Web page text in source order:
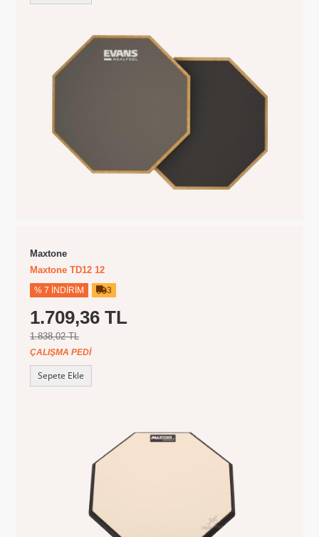
Maxtone
Maxtone TD12 12
% 7 İNDIRIM 3
1.709,36 TL
1.838,02 TL
ÇALIŞMA PEDI
Sepete Ekle